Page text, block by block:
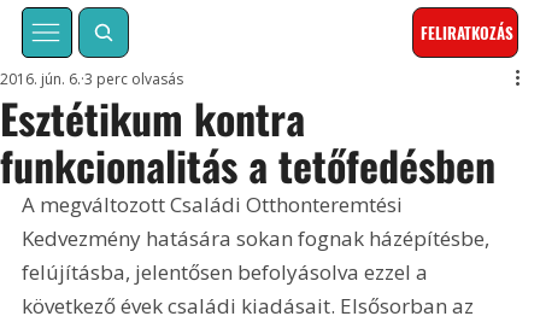
FELIRATKOZÁS
Esztétikum kontra
funkcionalitás a tetőfedésben
2016. jún. 6. 3 perc olvasás
A megváltozott Családi Otthonteremtési
Kedvezmény hatására sokan fognak házépítésbe,
felújításba, jelentősen befolyásolva ezzel a
következő évek családi kiadásait. Elsősorban az